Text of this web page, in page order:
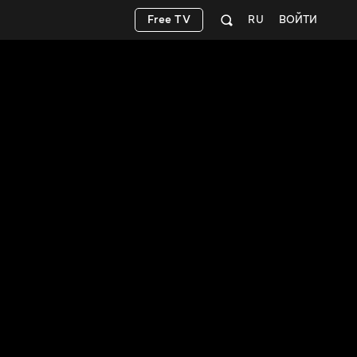
ВОЙТИ
RU
Free TV